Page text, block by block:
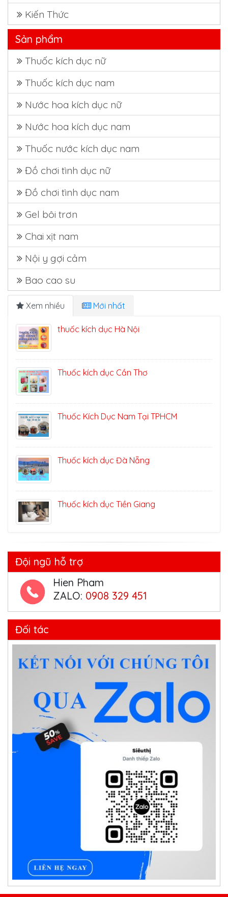
Kiến Thức
Sản phẩm
Thuốc kích dục nữ
Thuốc kích dục nam
Nước hoa kích dục nữ
Nước hoa kích dục nam
Thuốc nước kích dục nam
Đồ chơi tình dục nữ
Đồ chơi tình dục nam
Gel bôi trơn
Chai xịt nam
Nội y gợi cảm
Bao cao su
Xem nhiều Mới nhất
thuốc kích dục Hà Nội
Thuốc kích dục Cần Thơ
Thuốc Kích Dục Nam Tại TPHCM
Thuốc kích dục Đà Nẵng
Thuốc kích dục Tiền Giang
Đội ngũ hỗ trợ
Hien Pham
ZALO: 0908 329 451
Đối tác